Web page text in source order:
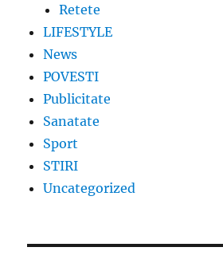
Retete
LIFESTYLE
News
POVESTI
Publicitate
Sanatate
Sport
STIRI
Uncategorized